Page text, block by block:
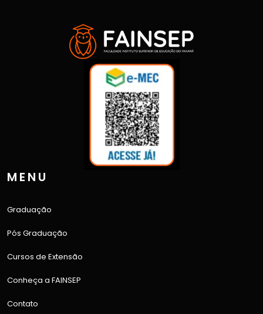
MENU
Graduação
Pós Graduação
Cursos de Extensão
Conheça a FAINSEP
Contato